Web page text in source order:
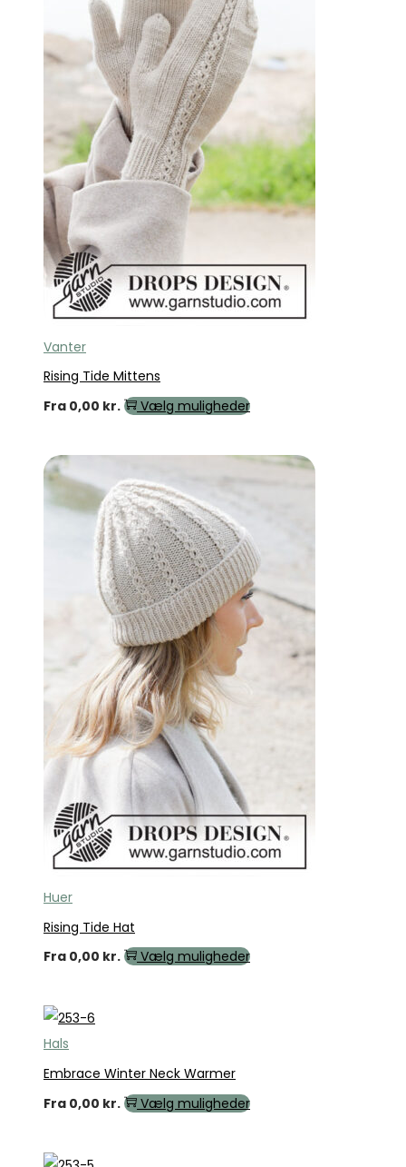
Vanter
Rising Tide Mittens
Fra 0,00 kr. Vælg muligheder
Huer
Rising Tide Hat
Fra 0,00 kr. Vælg muligheder
Hals
Embrace Winter Neck Warmer
Fra 0,00 kr. Vælg muligheder